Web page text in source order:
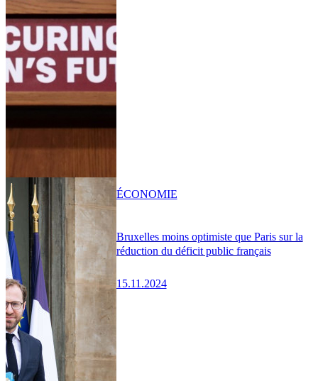
Bruxelles moins optimiste que Paris sur la
réduction du déficit public français
15.11.2024
ÉCONOMIE